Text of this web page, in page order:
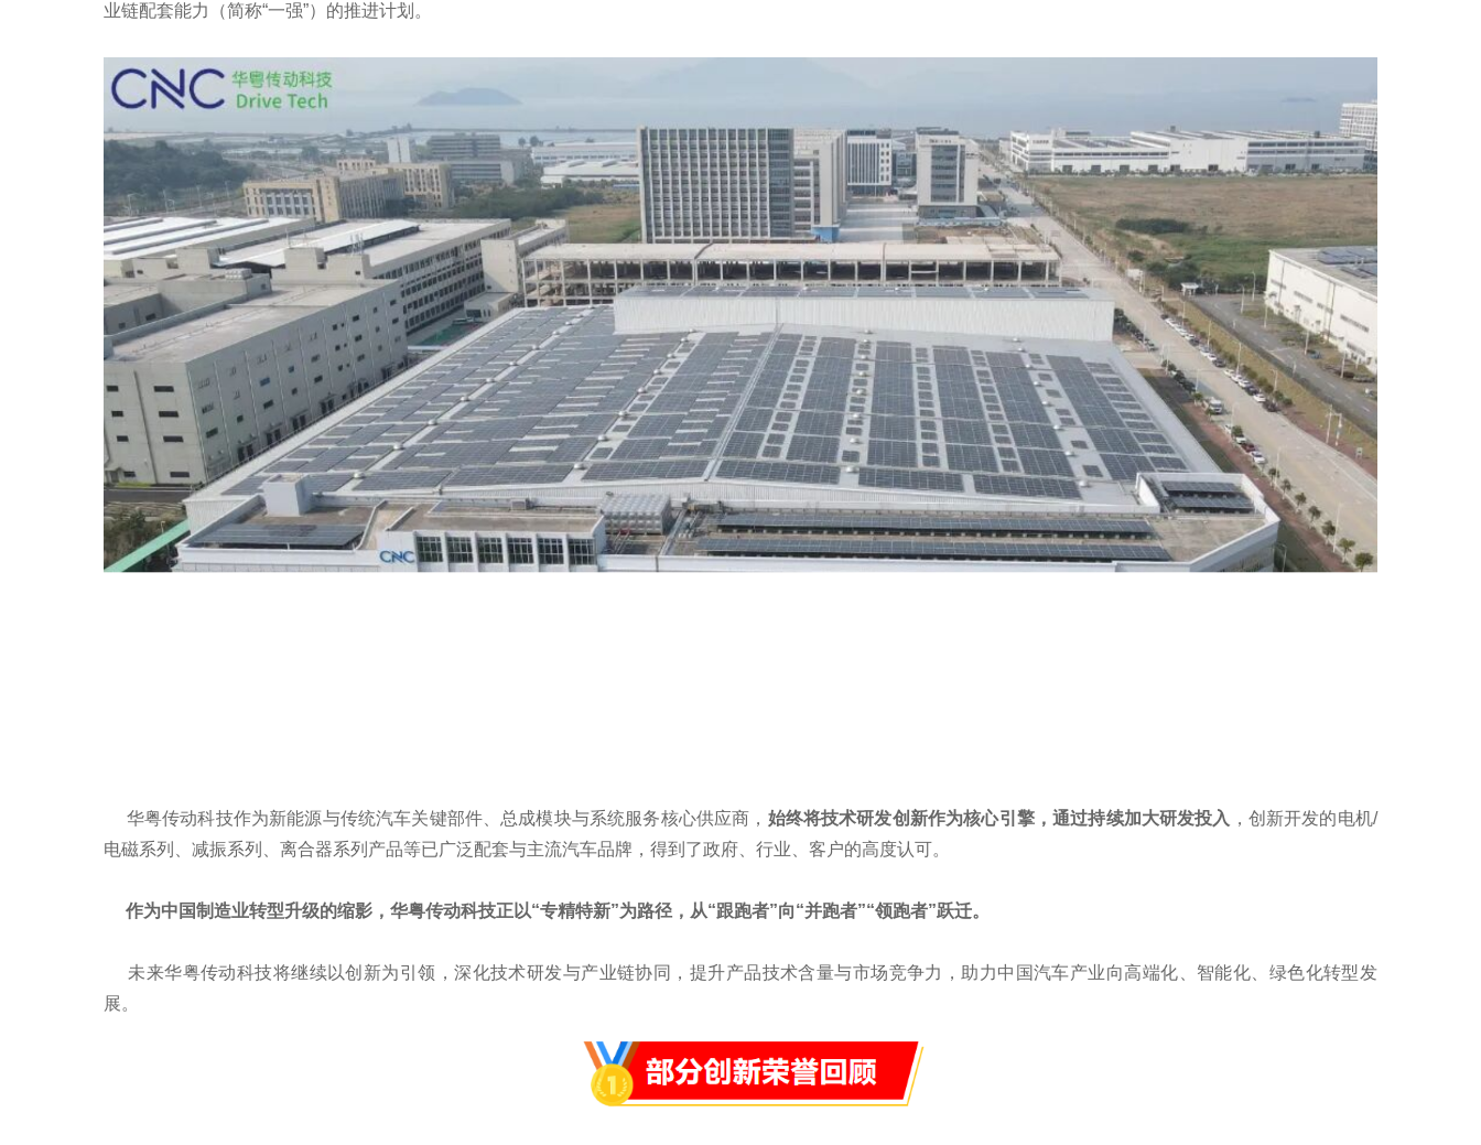
业链配套能力（简称“一强”）的推进计划。
华粤传动科技作为新能源与传统汽车关键部件、总成模块与系统服务核心供应商， 始终将技术研发创新作为核心引擎，通过持续加大研发投入 ，创新开发的电机/
电磁系列、减振系列、离合器系列产品等已广泛配套与主流汽车品牌，得到了政府、行业、客户的高度认可。
作为中国制造业转型升级的缩影，华粤传动科技正以“专精特新”为路径，从“跟跑者”向“并跑者”“领跑者”跃迁。
未来华粤传动科技将继续以创新为引领，深化技术研发与产业链协同，提升产品技术含量与市场竞争力，助力中国汽车产业向高端化、智能化、绿色化转型发
展。